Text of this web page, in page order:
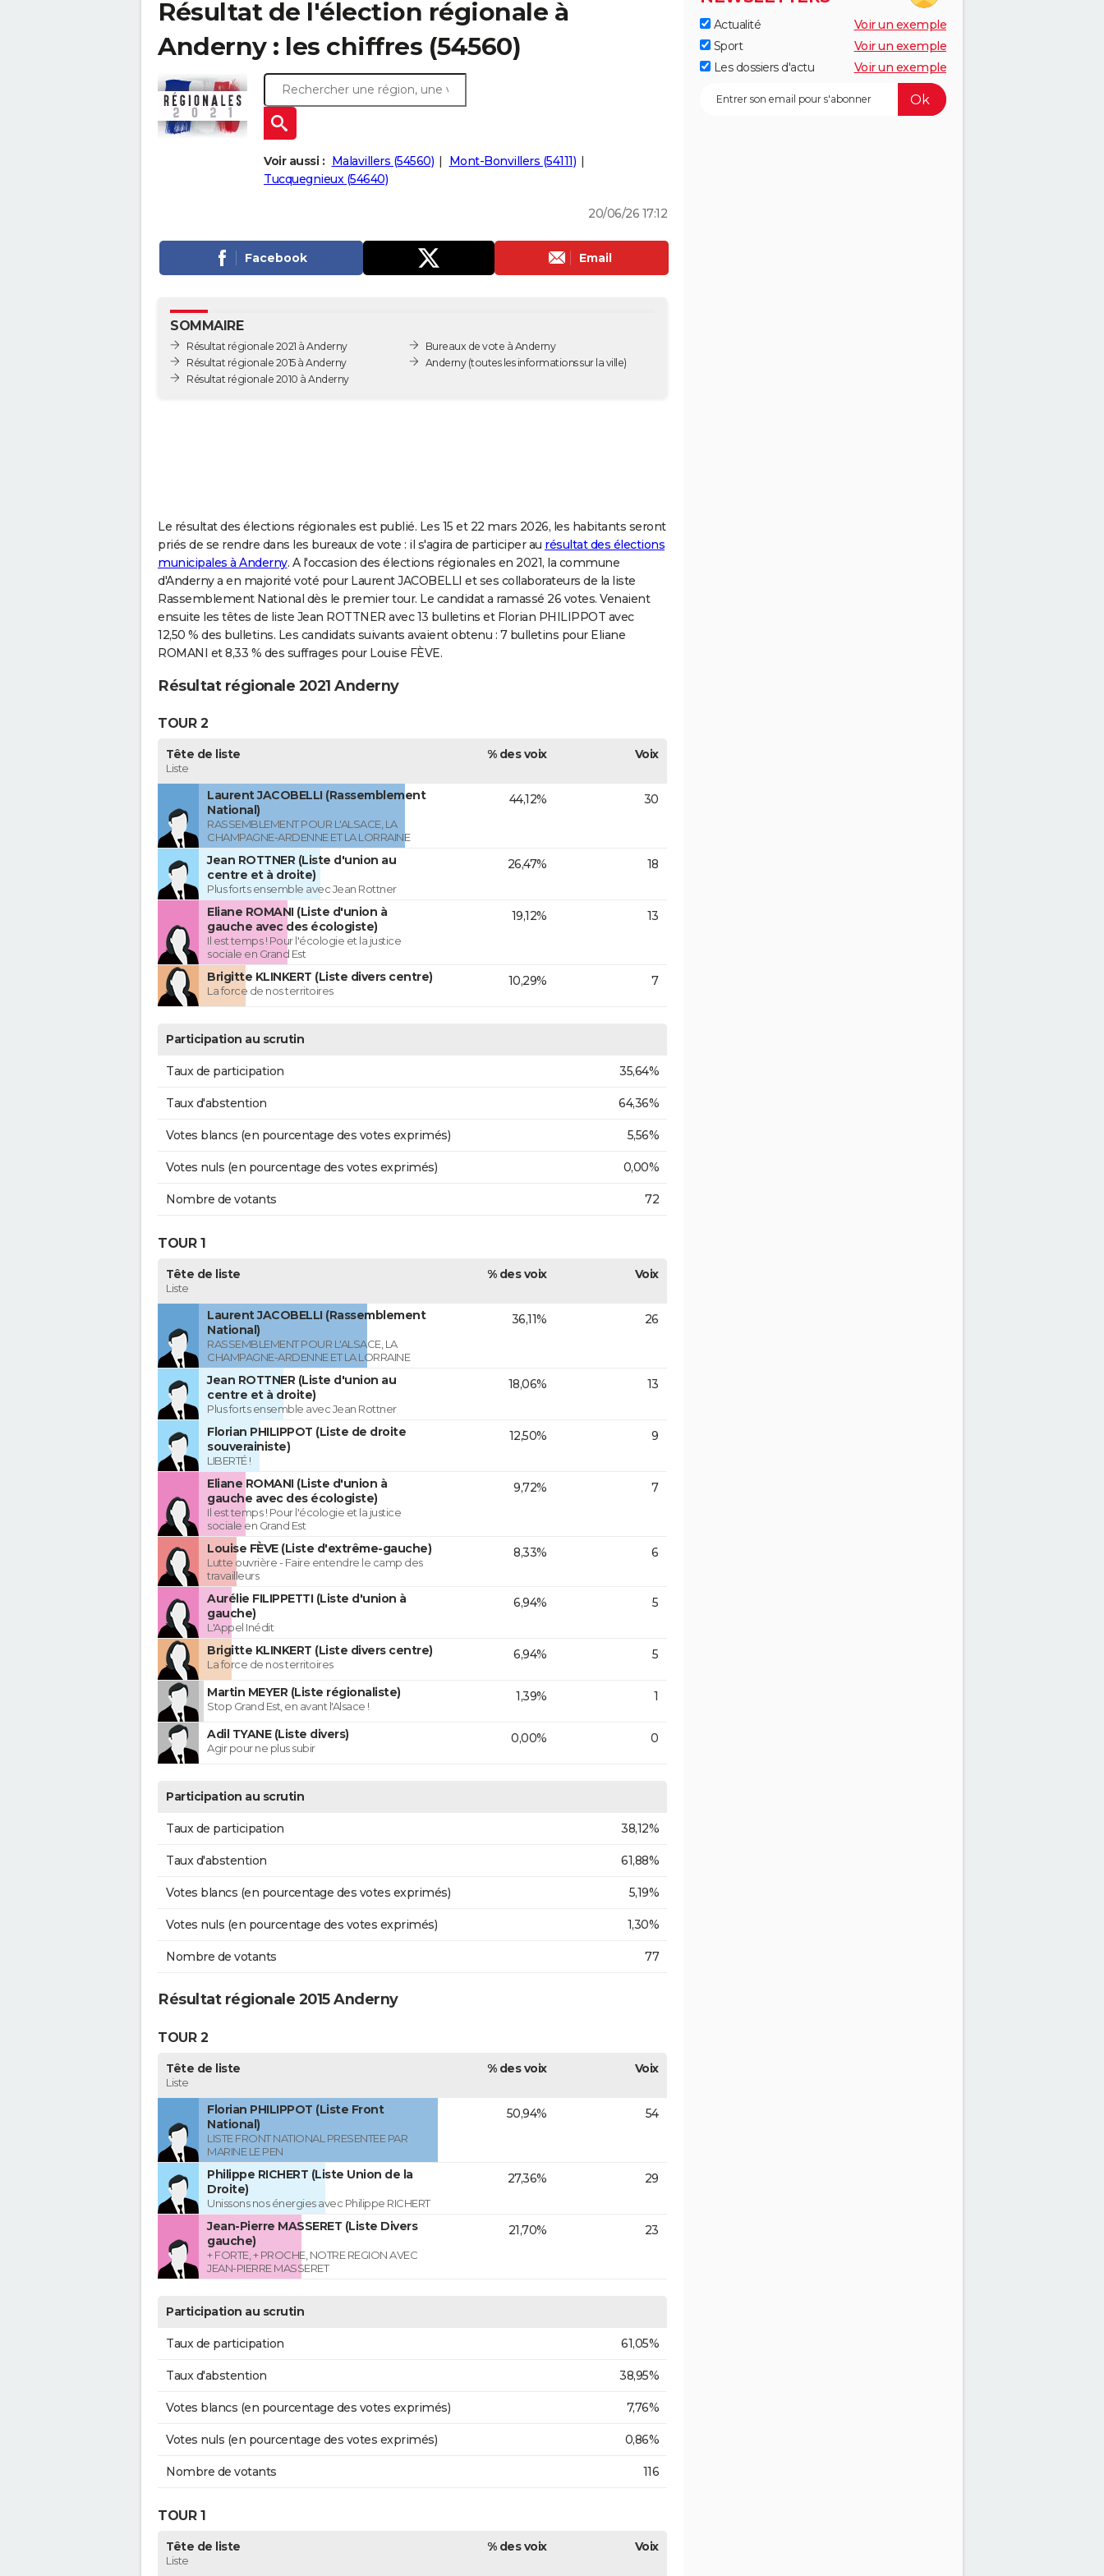
Résultat de l'élection régionale à
Anderny : les chiffres (54560)
Voir aussi : Malavillers (54560)
Mont-Bonvillers (54111)
Tucquegnieux (54640)
20/06/26 17:12
Facebook Email
SOMMAIRE
Résultat régionale 2021 à Anderny
Résultat régionale 2015 à Anderny
Résultat régionale 2010 à Anderny
Bureaux de vote à Anderny
Anderny(toutes les informations sur la ville)
Le résultat des élections régionales est publié. Les 15 et 22 mars 2026, les habitants seront
priés de se rendre dans les bureaux de vote : il s'agira de participer au résultat des élections
municipales à Anderny. A l'occasion des élections régionales en 2021, la commune
d'Anderny a en majorité voté pour Laurent JACOBELLI et ses collaborateurs de la liste
Rassemblement National dès le premier tour. Le candidat a ramassé 26 votes. Venaient
ensuite les têtes de liste Jean ROTTNER avec 13 bulletins et Florian PHILIPPOT avec
12,50 % des bulletins. Les candidats suivants avaient obtenu : 7 bulletins pour Eliane
ROMANI et 8,33 % des suffrages pour Louise FÈVE.
Résultat régionale 2021 Anderny
TOUR 2
Tête de liste
Liste
% des voix Voix
Laurent JACOBELLI (Rassemblement
National)
RASSEMBLEMENT POUR L'ALSACE, LA
CHAMPAGNE-ARDENNE ET LA LORRAINE
44,12% 30
Jean ROTTNER (Liste d'union au
centre et à droite)
Plus forts ensemble avec Jean Rottner
26,47% 18
Eliane ROMANI (Liste d'union à
gauche avec des écologiste)
Il est temps ! Pour l'écologie et la justice
sociale en Grand Est
19,12% 13
Brigitte KLINKERT (Liste divers centre)
La force de nos territoires
10,29% 7
Participation au scrutin
Taux de participation 35,64%
Taux d'abstention 64,36%
Votes blancs (en pourcentage des votes exprimés) 5,56%
Votes nuls (en pourcentage des votes exprimés) 0,00%
Nombre de votants 72
TOUR 1
Tête de liste
Liste
% des voix Voix
Laurent JACOBELLI (Rassemblement
National)
RASSEMBLEMENT POUR L'ALSACE, LA
CHAMPAGNE-ARDENNE ET LA LORRAINE
36,11% 26
Jean ROTTNER (Liste d'union au
centre et à droite)
Plus forts ensemble avec Jean Rottner
18,06% 13
Florian PHILIPPOT (Liste de droite
souverainiste)
LIBERTÉ !
12,50% 9
Eliane ROMANI (Liste d'union à
gauche avec des écologiste)
Il est temps ! Pour l'écologie et la justice
sociale en Grand Est
9,72% 7
Louise FÈVE (Liste d'extrême-gauche)
Lutte ouvrière - Faire entendre le camp des
travailleurs
8,33% 6
Aurélie FILIPPETTI (Liste d'union à
gauche)
L'Appel Inédit
6,94% 5
Brigitte KLINKERT (Liste divers centre)
La force de nos territoires
6,94% 5
Martin MEYER (Liste régionaliste)
Stop Grand Est, en avant l'Alsace !
1,39% 1
Adil TYANE (Liste divers)
Agir pour ne plus subir
0,00% 0
Participation au scrutin
Taux de participation 38,12%
Taux d'abstention 61,88%
Votes blancs (en pourcentage des votes exprimés) 5,19%
Votes nuls (en pourcentage des votes exprimés) 1,30%
Nombre de votants 77
Résultat régionale 2015 Anderny
TOUR 2
Tête de liste
Liste
% des voix Voix
Florian PHILIPPOT (Liste Front
National)
LISTE FRONT NATIONAL PRESENTEE PAR
MARINE LE PEN
50,94% 54
Philippe RICHERT (Liste Union de la
Droite)
Unissons nos énergies avec Philippe RICHERT
27,36% 29
Jean-Pierre MASSERET (Liste Divers
gauche)
+ FORTE, + PROCHE, NOTRE REGION AVEC
JEAN-PIERRE MASSERET
21,70% 23
Participation au scrutin
Taux de participation 61,05%
Taux d'abstention 38,95%
Votes blancs (en pourcentage des votes exprimés) 7,76%
Votes nuls (en pourcentage des votes exprimés) 0,86%
Nombre de votants 116
TOUR 1
Tête de liste
Liste
% des voix Voix
Actualité
Voir un exemple
Sport
Voir un exemple
Les dossiers d'actu
Voir un exemple